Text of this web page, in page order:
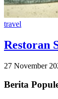
travel
Restoran
27 November
Berita